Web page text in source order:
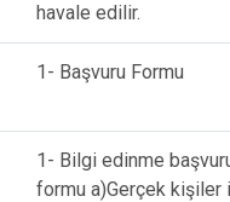
havale edilir.
1- Başvuru Formu
1- Bilgi edinme
formu a)Gerçek kişiler